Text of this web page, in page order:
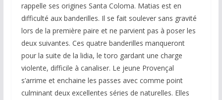
rappelle ses origines Santa Coloma. Matias est en
difficulté aux banderilles. Il se fait soulever sans gravité
lors de la première paire et ne parvient pas à poser les
deux suivantes. Ces quatre banderilles manqueront
pour la suite de la lidia, le toro gardant une charge
violente, difficile à canaliser. Le jeune Provençal
s’arrime et enchaine les passes avec comme point
culminant deux excellentes séries de naturelles. Elles